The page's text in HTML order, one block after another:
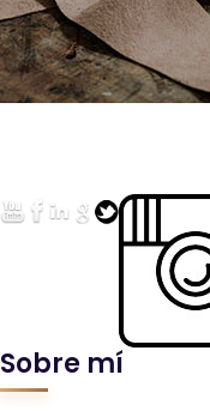
Sobre mí